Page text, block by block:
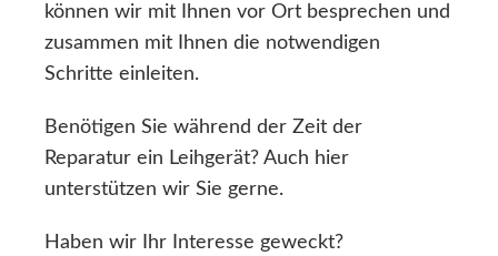
können wir mit Ihnen vor Ort besprechen und
zusammen mit Ihnen die notwendigen
Schritte einleiten.
Benötigen Sie während der Zeit der
Reparatur ein Leihgerät? Auch hier
unterstützen wir Sie gerne.
Haben wir Ihr Interesse geweckt?